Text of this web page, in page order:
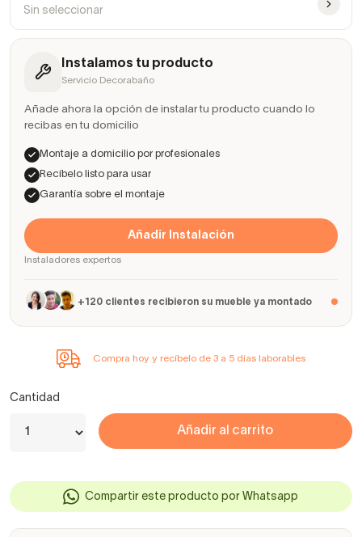
Sin seleccionar
Instalamos tu producto
Servicio Decorabaño
Añade ahora la opción de instalar tu producto cuando lo
recibas en tu domicilio
Montaje a domicilio por profesionales
Recíbelo listo para usar
Garantía sobre el montaje
Añadir Instalación
Instaladores expertos
+120 clientes recibieron su mueble ya montado
Compra hoy y recíbelo de 3 a 5 días laborables
Cantidad
Añadir al carrito
Compartir este producto por Whatsapp